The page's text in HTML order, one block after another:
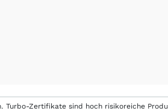
Zertifikate sind hoch risikoreiche